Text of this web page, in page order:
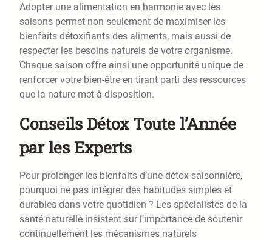
Adopter une alimentation en harmonie avec les
saisons permet non seulement de maximiser les
bienfaits détoxifiants des aliments, mais aussi de
respecter les besoins naturels de votre organisme.
Chaque saison offre ainsi une opportunité unique de
renforcer votre bien-être en tirant parti des ressources
que la nature met à disposition.
Conseils Détox Toute l’Année
par les Experts
Pour prolonger les bienfaits d’une détox saisonnière,
pourquoi ne pas intégrer des habitudes simples et
durables dans votre quotidien ? Les spécialistes de la
santé naturelle insistent sur l’importance de soutenir
continuellement les mécanismes naturels